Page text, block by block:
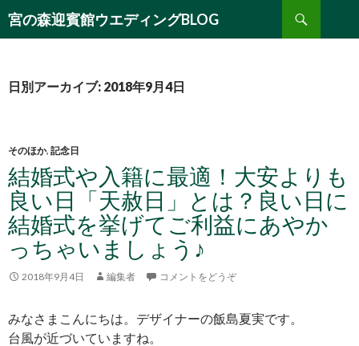
宮の森迎賓館ウエディングBLOG
検
索
ン
動
日別アーカイブ: 2018年9月4日
そのほか, 記念日
結婚式や入籍に最適！大安よりも
良い日「天赦日」とは？良い日に
結婚式を挙げてご利益にあやか
っちゃいましょう♪
2018年9月4日 編集者 コメントをどうぞ
みなさまこんにちは。デザイナーの飯島夏実です。
台風が近づいていますね。